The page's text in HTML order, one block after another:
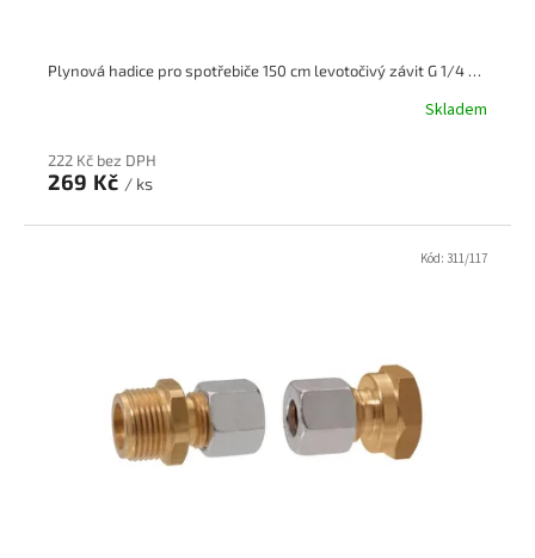
Plynová hadice pro spotřebiče 150 cm levotočivý závit G 1/4 LH x G 1/4 LH
Skladem
222 Kč bez DPH
269 Kč / ks
Kód: 311/117